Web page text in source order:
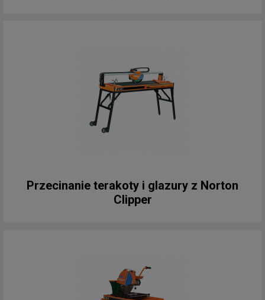
Przecinanie terakoty i glazury z Norton
Clipper